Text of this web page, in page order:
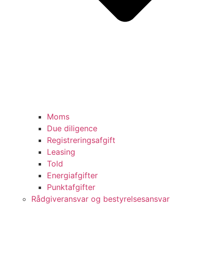
Moms
Due diligence
Registreringsafgift
Leasing
Told
Energiafgifter
Punktafgifter
Rådgiveransvar og bestyrelsesansvar